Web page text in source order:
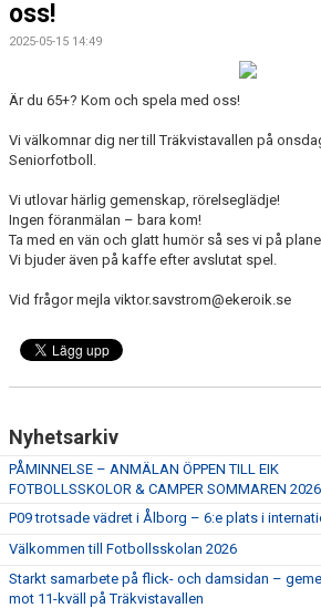
FOTBOLLSSKOLA, CAMPER
LEDARE
FORTBILDNING - STFF
oss!
2025-05-15 14:49
Är du 65+? Kom och spela med oss!
Vi välkomnar dig ner till Träkvistavallen på
Seniorfotboll.
Vi utlovar härlig gemenskap, rörelseglädje!
Ingen föranmälan – bara kom!
Ta med en vän och glatt humör så ses vi på
Vi bjuder även på kaffe efter avslutat spel.
Vid frågor mejla viktor.savstrom@ekeroik.se
Nyhetsarkiv
PÅMINNELSE – ANMÄLAN ÖPPEN TILL EIK
FOTBOLLSSKOLOR & CAMPER SOMMAREN 2026
P09 trotsade vädret i Ålborg – 6:e plats i
Välkommen till Fotbollsskolan 2026
Starkt samarbete på flick- och damsidan –
mot 11-kväll på Träkvistavallen